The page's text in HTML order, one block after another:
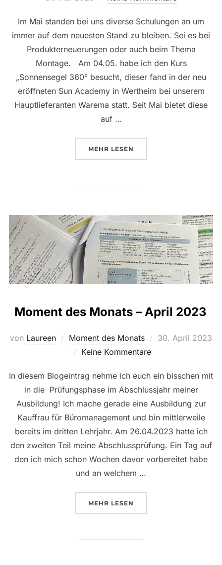
Im Mai standen bei uns diverse Schulungen an um
immer auf dem neuesten Stand zu bleiben. Sei es bei
Produkterneuerungen oder auch beim Thema
Montage. Am 04.05. habe ich den Kurs
„Sonnensegel 360° besucht, dieser fand in der neu
eröffneten Sun Academy in Wertheim bei unserem
Hauptlieferanten Warema statt. Seit Mai bietet diese
auf …
MEHR ÜBER „MOMENT DES MONATS
LESEN
Moment des Monats – April 2023
von Laureen Moment des Monats
Veröffentlicht
30. April 2023
Keine Kommentare
In diesem Blogeintrag nehme ich euch ein bisschen mit
in die Prüfungsphase im Abschlussjahr meiner
Ausbildung! Ich mache gerade eine Ausbildung zur
Kauffrau für Büromanagement und bin mittlerweile
bereits im dritten Lehrjahr. Am 26.04.2023 hatte ich
den zweiten Teil meine Abschlussprüfung. Ein Tag auf
den ich mich schon Wochen davor vorbereitet habe
und an welchem …
MEHR ÜBER „MOMENT DES MONATS
LESEN